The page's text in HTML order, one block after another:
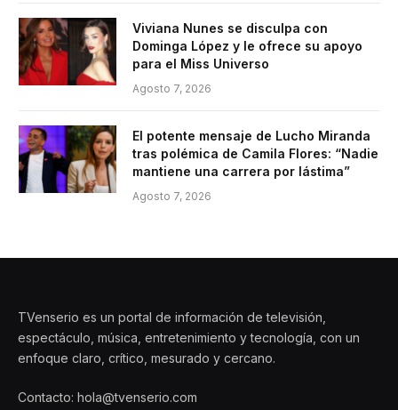
Viviana Nunes se disculpa con
Dominga López y le ofrece su apoyo
para el Miss Universo
Agosto 7, 2026
El potente mensaje de Lucho Miranda
tras polémica de Camila Flores: “Nadie
mantiene una carrera por lástima”
Agosto 7, 2026
TVenserio es un portal de información de televisión,
espectáculo, música, entretenimiento y tecnología, con un
enfoque claro, crítico, mesurado y cercano.
Contacto: hola@tvenserio.com